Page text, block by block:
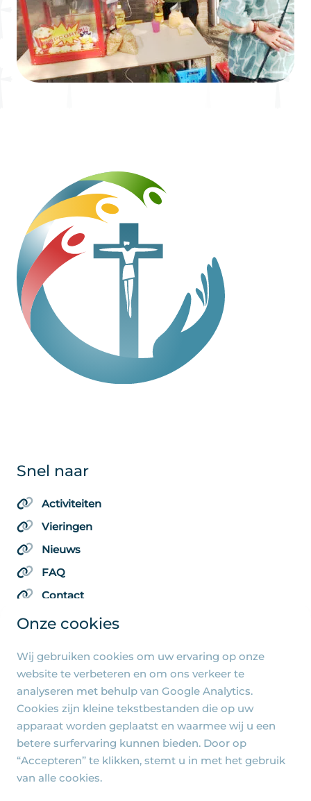
Onze cookies
Wij gebruiken cookies om uw ervaring op onze
website te verbeteren en om ons verkeer te
analyseren met behulp van Google Analytics.
Cookies zijn kleine tekstbestanden die op uw
apparaat worden geplaatst en waarmee wij u een
betere surfervaring kunnen bieden. Door op
“Accepteren” te klikken, stemt u in met het gebruik
van alle cookies.
Snel naar
Activiteiten
Vieringen
Nieuws
FAQ
Contact
Algemene pagina's
Privacy beleid
Cookie-instellingen